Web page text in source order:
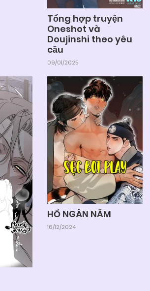
Tổng hợp truyện
Oneshot và
Doujinshi theo yêu
cầu
09/01/2025
HỔ NGÀN NĂM
16/12/2024